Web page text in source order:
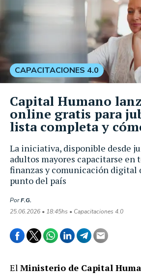
La iniciativa, disponible desde
adultos mayores capacitarse en
finanzas y comunicación digital
punto del país
PorF.G.
25.06.2026 • 18:45hs • Capacitaciones 4.0
CAPACITACIONES 4.0
Capital Humano
online gratis para
lista completa y
El Ministerio de Capital